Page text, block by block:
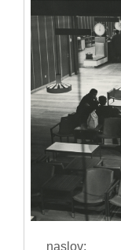
naslov: